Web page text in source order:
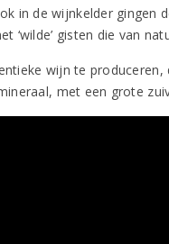
in de wijnkelder gingen
‘wilde’ gisten die van
wijn te
met een grote